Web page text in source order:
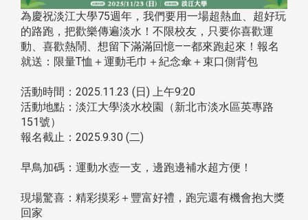
為慶祝淡江大學75週年，我們要用一場超熱血、超好玩
的路跑，把歡樂傳遍淡水！不限校友，只要你喜歡運
動、喜歡熱鬧、想留下滿滿回憶——都來跑起來！報名
就送：限量T恤＋運動毛巾＋紀念傘＋束口側背包
活動時間：2025.11.23 (日) 上午9:20
活動地點：淡江大學淡水校園（新北市淡水區英專路
151號）
報名截止：2025.9.30 (二)
早鳥加碼：運動水壺一支，邊跑邊補水超方便！
現場驚喜：精彩摸彩＋豐富好禮，跑完還有機會抱大獎
回家